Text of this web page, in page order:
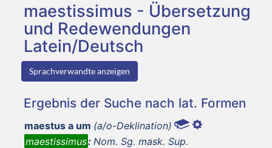
maestissimus - Übersetzung
und Redewendungen
Latein/Deutsch
Sprachverwandte anzeigen
Ergebnis der Suche nach lat. Formen
maestus a um (a/o-Deklination)
maestissimus: Nom. Sg. mask. Sup.